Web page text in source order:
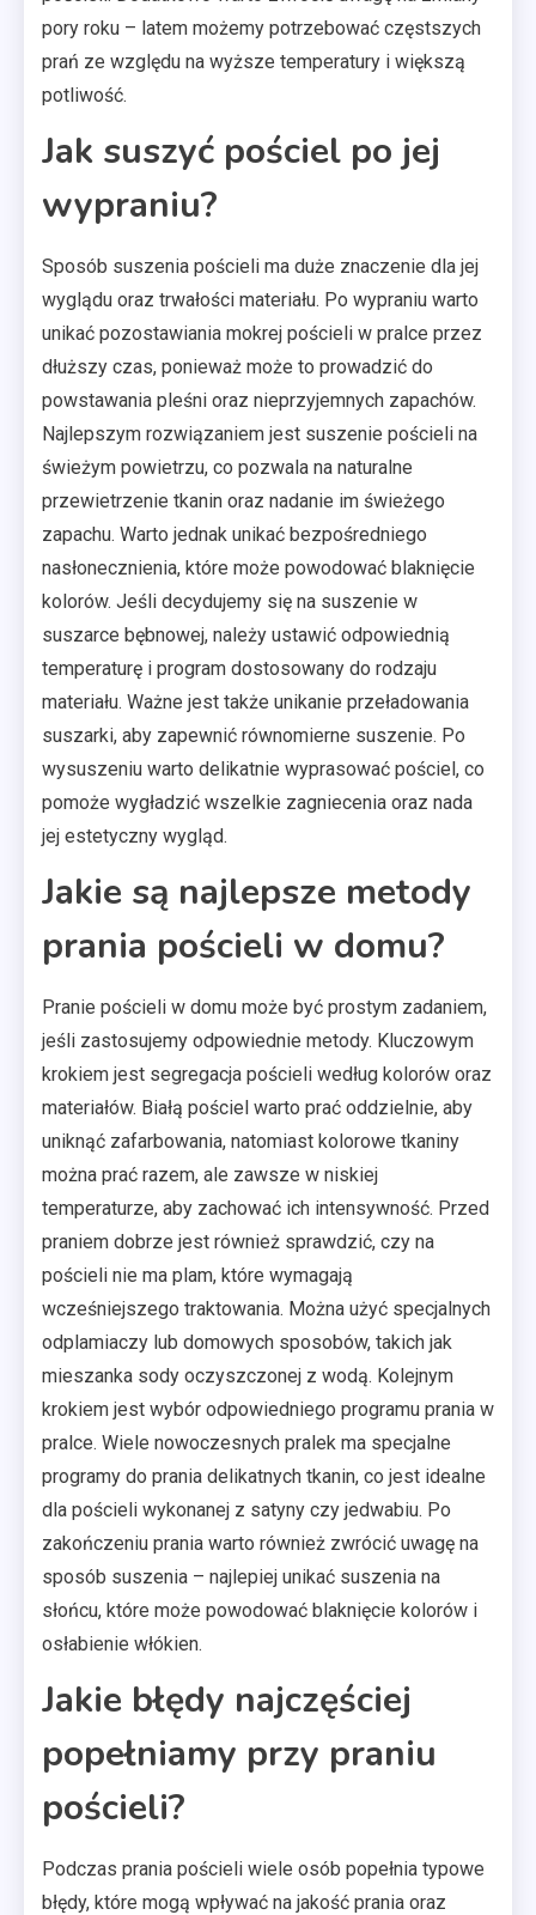
pory roku – latem możemy potrzebować częstszych
prań ze względu na wyższe temperatury i większą
potliwość.
Jak suszyć pościel po jej
wypraniu?
Sposób suszenia pościeli ma duże znaczenie dla jej
wyglądu oraz trwałości materiału. Po wypraniu warto
unikać pozostawiania mokrej pościeli w pralce przez
dłuższy czas, ponieważ może to prowadzić do
powstawania pleśni oraz nieprzyjemnych zapachów.
Najlepszym rozwiązaniem jest suszenie pościeli na
świeżym powietrzu, co pozwala na naturalne
przewietrzenie tkanin oraz nadanie im świeżego
zapachu. Warto jednak unikać bezpośredniego
nasłonecznienia, które może powodować blaknięcie
kolorów. Jeśli decydujemy się na suszenie w
suszarce bębnowej, należy ustawić odpowiednią
temperaturę i program dostosowany do rodzaju
materiału. Ważne jest także unikanie przeładowania
suszarki, aby zapewnić równomierne suszenie. Po
wysuszeniu warto delikatnie wyprasować pościel, co
pomoże wygładzić wszelkie zagniecenia oraz nada
jej estetyczny wygląd.
Jakie są najlepsze metody
prania pościeli w domu?
Pranie pościeli w domu może być prostym zadaniem,
jeśli zastosujemy odpowiednie metody. Kluczowym
krokiem jest segregacja pościeli według kolorów oraz
materiałów. Białą pościel warto prać oddzielnie, aby
uniknąć zafarbowania, natomiast kolorowe tkaniny
można prać razem, ale zawsze w niskiej
temperaturze, aby zachować ich intensywność. Przed
praniem dobrze jest również sprawdzić, czy na
pościeli nie ma plam, które wymagają
wcześniejszego traktowania. Można użyć specjalnych
odplamiaczy lub domowych sposobów, takich jak
mieszanka sody oczyszczonej z wodą. Kolejnym
krokiem jest wybór odpowiedniego programu prania w
pralce. Wiele nowoczesnych pralek ma specjalne
programy do prania delikatnych tkanin, co jest idealne
dla pościeli wykonanej z satyny czy jedwabiu. Po
zakończeniu prania warto również zwrócić uwagę na
sposób suszenia – najlepiej unikać suszenia na
słońcu, które może powodować blaknięcie kolorów i
osłabienie włókien.
Jakie błędy najczęściej
popełniamy przy praniu
pościeli?
Podczas prania pościeli wiele osób popełnia typowe
błędy, które mogą wpływać na jakość prania oraz